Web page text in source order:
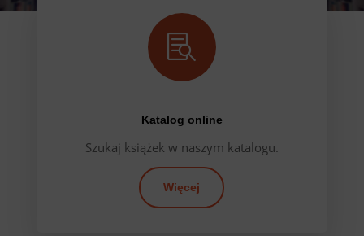

Katalog online
Szukaj książek w naszym katalogu.
Więcej